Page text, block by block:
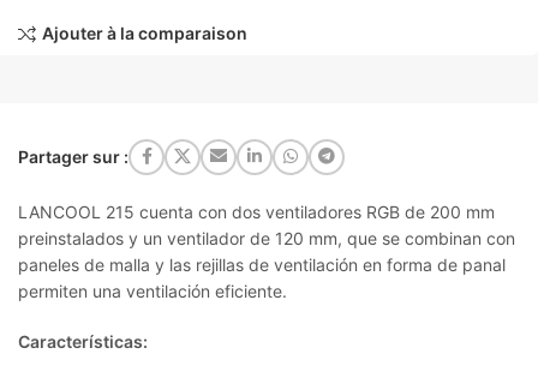
Ajouter à la comparaison
Partager sur :
LANCOOL 215 cuenta con dos ventiladores RGB de 200 mm
preinstalados y un ventilador de 120 mm, que se combinan con
paneles de malla y las rejillas de ventilación en forma de panal
permiten una ventilación eficiente.
Características: